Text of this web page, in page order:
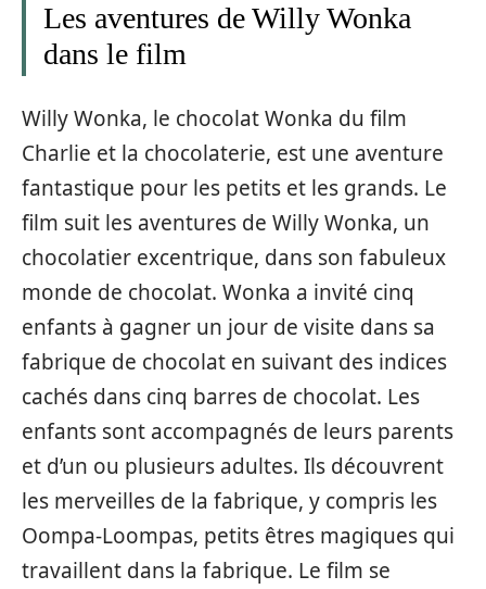
Les aventures de Willy Wonka
dans le film
Willy Wonka, le chocolat Wonka du film
Charlie et la chocolaterie, est une aventure
fantastique pour les petits et les grands. Le
film suit les aventures de Willy Wonka, un
chocolatier excentrique, dans son fabuleux
monde de chocolat. Wonka a invité cinq
enfants à gagner un jour de visite dans sa
fabrique de chocolat en suivant des indices
cachés dans cinq barres de chocolat. Les
enfants sont accompagnés de leurs parents
et d’un ou plusieurs adultes. Ils découvrent
les merveilles de la fabrique, y compris les
Oompa-Loompas, petits êtres magiques qui
travaillent dans la fabrique. Le film se